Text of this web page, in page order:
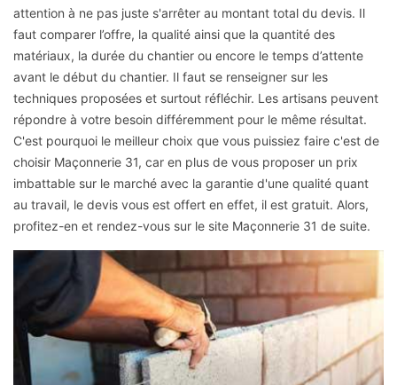
attention à ne pas juste s'arrêter au montant total du devis. Il
faut comparer l’offre, la qualité ainsi que la quantité des
matériaux, la durée du chantier ou encore le temps d’attente
avant le début du chantier. Il faut se renseigner sur les
techniques proposées et surtout réfléchir. Les artisans peuvent
répondre à votre besoin différemment pour le même résultat.
C'est pourquoi le meilleur choix que vous puissiez faire c'est de
choisir Maçonnerie 31, car en plus de vous proposer un prix
imbattable sur le marché avec la garantie d'une qualité quant
au travail, le devis vous est offert en effet, il est gratuit. Alors,
profitez-en et rendez-vous sur le site Maçonnerie 31 de suite.